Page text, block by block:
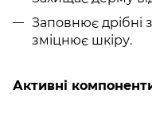
Заповнює дрібні
зміцнює шкіру.
Активні